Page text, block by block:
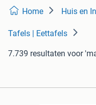
Home Huis en
Tafels | Eettafels
7.739 resultaten voor